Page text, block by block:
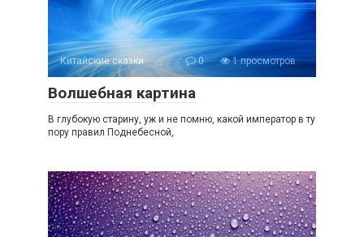
Китайские сказки 0 1 просмотров
Волшебная картина
В глубокую старину, уж и не помню, какой император в ту
пору правил Поднебесной,